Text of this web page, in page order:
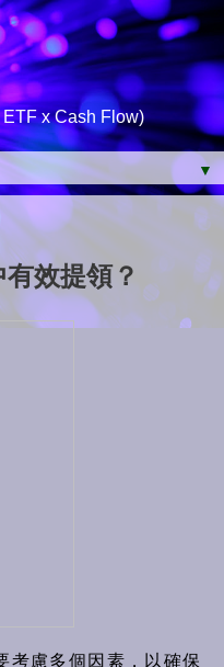
x Cash Flow)
▼
效提領？
考慮多個因素，以確保